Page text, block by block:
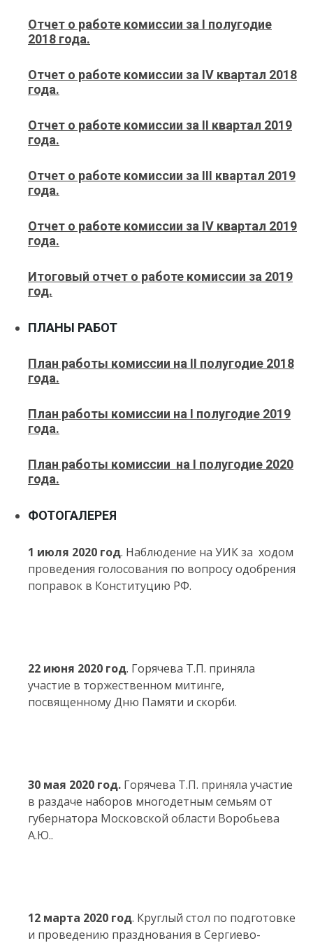
Отчет о работе комиссии за I полугодие
2018 года.
Отчет о работе комиссии за IV квартал 2018
года.
Отчет о работе комиссии за II квартал 2019
года.
Отчет о работе комиссии за III квартал 2019
года.
Отчет о работе комиссии за IV квартал 2019
года.
Итоговый отчет о работе комиссии за 2019
год.
ПЛАНЫ РАБОТ
План работы комиссии на II полугодие 2018
года.
План работы комиссии на I полугодие 2019
года.
План работы комиссии на I полугодие 2020
года.
ФОТОГАЛЕРЕЯ
1 июля 2020 год. Наблюдение на УИК за ходом
проведения голосования по вопросу одобрения
поправок в Конституцию РФ.
22 июня 2020 год. Горячева Т.П. приняла
участие в торжественном митинге,
посвященному Дню Памяти и скорби.
30 мая 2020 год. Горячева Т.П. приняла участие
в раздаче наборов многодетным семьям от
губернатора Московской области Воробьева
А.Ю..
12 марта 2020 год. Круглый стол по подготовке
и проведению празднования в Сергиево-